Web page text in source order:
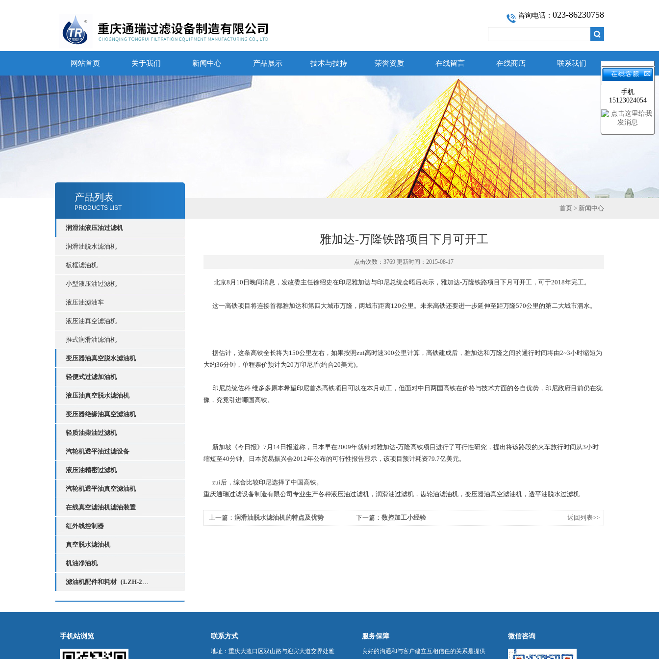
咨询电话： 023-86230758
网站首页 关于我们 新闻中心 产品展示 技术与技持 荣誉资质 在线留言 在线商店 联系我们
产品列表
PRODUCTS LIST
润滑油液压油过滤机
润滑油脱水滤油机
板框滤油机
小型液压油过滤机
液压油滤油车
液压油真空滤油机
推式润滑油滤油机
变压器油真空脱水滤油机
轻便式过滤加油机
液压油真空脱水滤油机
变压器绝缘油真空滤油机
轻质油柴油过滤机
汽轮机透平油过滤设备
液压油精密过滤机
汽轮机透平油真空滤油机
在线真空滤油机滤油装置
红外线控制器
真空脱水滤油机
机油净油机
滤油机配件和耗材（LZH-2红外线液位控制器）
首页 > 新闻中心
雅加达-万隆铁路项目下月可开工
点击次数：3769 更新时间：2015-08-17
北京8月10日晚间消息，发改委主任徐绍史在印尼雅加达与印尼总统会晤后表示，雅加达-万隆铁路项目下月可开工，可于2018年完工。
这一高铁项目将连接首都雅加达和第四大城市万隆，两城市距离120公里。未来高铁还要进一步延伸至距万隆570公里的第二大城市泗水。
据估计，这条高铁全长将为150公里左右，如果按照zui高时速300公里计算，高铁建成后，雅加达和万隆之间的通行时间将由2~3小时缩短为
大约36分钟，单程票价预计为20万印尼盾(约合20美元)。
印尼总统佐科.维多多原本希望印尼首条高铁项目可以在本月动工，但面对中日两国高铁在价格与技术方面的各自优势，印尼政府目前仍在犹
豫，究竟引进哪国高铁。
新加坡《今日报》7月14日报道称，日本早在2009年就针对雅加达-万隆高铁项目进行了可行性研究，提出将该路段的火车旅行时间从3小时
缩短至40分钟。日本贸易振兴会2012年公布的可行性报告显示，该项目预计耗资79.7亿美元。
zui后，综合比较印尼选择了中国高铁。
重庆通瑞过滤设备制造有限公司专业生产各种液压油过滤机，润滑油过滤机，齿轮油滤油机，变压器油真空滤油机，透平油脱水过滤机
上一篇： 润滑油脱水滤油机的特点及优势 下一篇： 数控加工小经验 返回列表>>
手机站浏览 联系方式
地址：重庆大渡口区双山路与迎宾大道交界处雅
服务保障
良好的沟通和与客户建立互相信任的关系是提供
微信咨询
手机
15123024054